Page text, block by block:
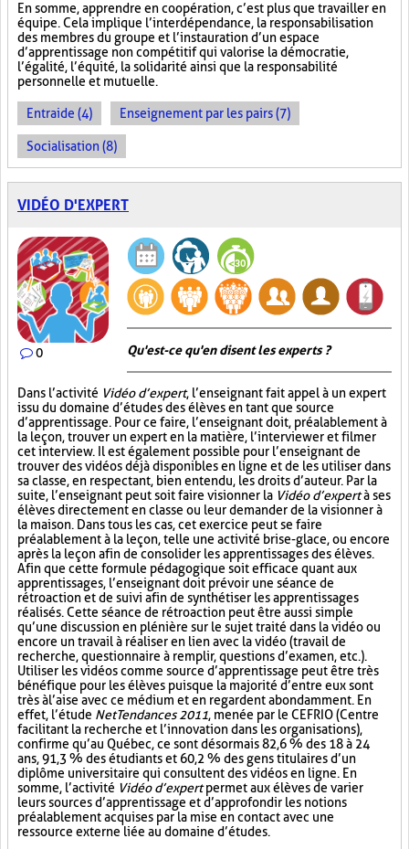
En somme, apprendre en coopération, c’est plus que travailler en
équipe. Cela implique l’interdépendance, la responsabilisation
des membres du groupe et l’instauration d’un espace
d’apprentissage non compétitif qui valorise la démocratie,
l’égalité, l’équité, la solidarité ainsi que la responsabilité
personnelle et mutuelle.
Entraide (4) Enseignement par les pairs (7)
Socialisation (8)
VIDÉO D'EXPERT
0 Qu'est-ce qu'en disent les experts ?
Dans l’activité Vidéo d’expert, l’enseignant fait appel à un expert
issu du domaine d’études des élèves en tant que source
d’apprentissage. Pour ce faire, l’enseignant doit, préalablement à
la leçon, trouver un expert en la matière, l’interviewer et filmer
cet interview. Il est également possible pour l’enseignant de
trouver des vidéos déjà disponibles en ligne et de les utiliser dans
sa classe, en respectant, bien entendu, les droits d’auteur. Par la
suite, l’enseignant peut soit faire visionner la Vidéo d’expertà ses
élèves directement en classe ou leur demander de la visionner à
la maison. Dans tous les cas, cet exercice peut se faire
préalablement à la leçon, telle une activité brise-glace, ou encore
après la leçon afin de consolider les apprentissages des élèves.
Afin que cette formule pédagogique soit efficace quant aux
apprentissages, l’enseignant doit prévoir une séance de
rétroaction et de suivi afin de synthétiser les apprentissages
réalisés. Cette séance de rétroaction peut être aussi simple
qu’une discussion en plénière sur le sujet traité dans la vidéo ou
encore un travail à réaliser en lien avec la vidéo (travail de
recherche, questionnaire à remplir, questions d’examen, etc.).
Utiliser les vidéos comme source d’apprentissage peut être très
bénéfique pour les élèves puisque la majorité d’entre eux sont
très à l’aise avec ce médium et en regardent abondamment. En
effet, l’étude NetTendances 2011, menée par le CEFRIO (Centre
facilitant la recherche et l’innovation dans les organisations),
confirme qu’au Québec, ce sont désormais 82,6 % des 18 à 24
ans, 91,3 % des étudiants et 60,2 % des gens titulaires d’un
diplôme universitaire qui consultent des vidéos en ligne. En
somme, l’activité Vidéo d’expertpermet aux élèves de varier
leurs sources d’apprentissage et d’approfondir les notions
préalablement acquises par la mise en contact avec une
ressource externe liée au domaine d’études.